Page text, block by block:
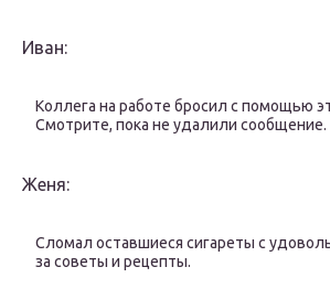
Иван:
Коллега на работе бросил с помощью
Смотрите, пока не удалили сообщение.
Женя:
Сломал оставшиеся сигареты с
за советы и рецепты.